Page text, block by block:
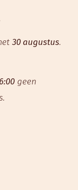
30 augustus.
geen